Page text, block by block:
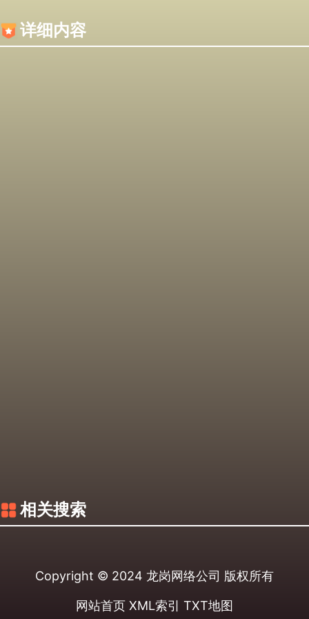
详细内容
相关搜索
Copyright © 2024 龙岗网络公司 版权所有
网站首页 XML索引 TXT地图